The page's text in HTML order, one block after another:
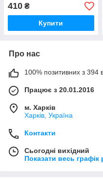
410 ₴
Купити
Про нас
100% позитивних з 394
Працює з 20.01.2016
м. Харків
Харків, Україна
Контакти
Сьогодні вихідний
Показати весь графік